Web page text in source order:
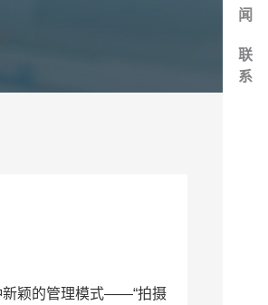
闻
联
系
新颖的管理模式——“拍摄